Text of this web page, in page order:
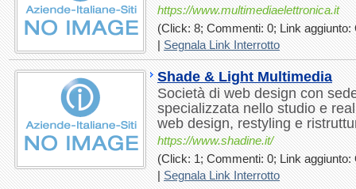
https://www.multimediaelettronica.it
(Click: 8; Commenti: 0; Link aggiunto:
|Segnala Link Interrotto
Shade & Light Multimedia
Società di web design con
specializzata nello studio e
web design, restyling e
https://www.shadine.it/
(Click: 1; Commenti: 0; Link aggiunto:
|Segnala Link Interrotto